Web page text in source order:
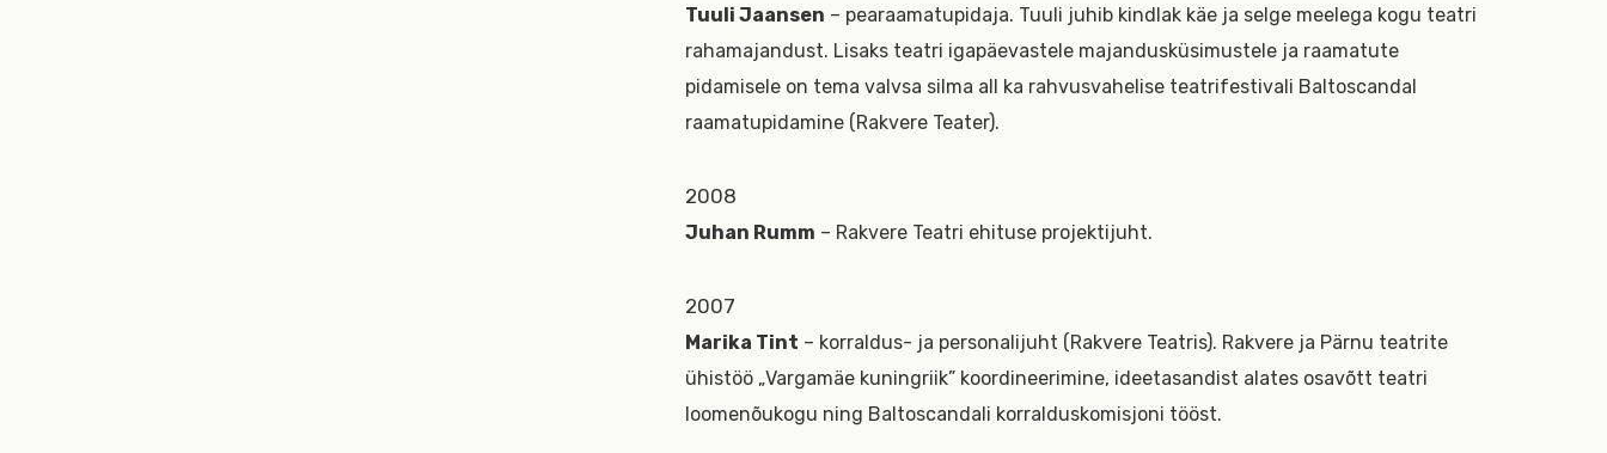
Tuuli Jaansen – pearaamatupidaja. Tuuli juhib kindlak käe ja selge meelega kogu teatri
rahamajandust. Lisaks teatri igapäevastele majandusküsimustele ja raamatute
pidamisele on tema valvsa silma all ka rahvusvahelise teatrifestivali Baltoscandal
raamatupidamine (Rakvere Teater).
2008
Juhan Rumm – Rakvere Teatri ehituse projektijuht.
2007
Marika Tint – korraldus- ja personalijuht (Rakvere Teatris). Rakvere ja Pärnu teatrite
ühistöö „Vargamäe kuningriik” koordineerimine, ideetasandist alates osavõtt teatri
loomenõukogu ning Baltoscandali korralduskomisjoni tööst.